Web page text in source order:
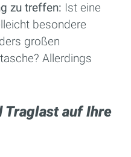
zu treffen: Ist eine
besondere
großen
Allerdings
Traglast auf Ihre